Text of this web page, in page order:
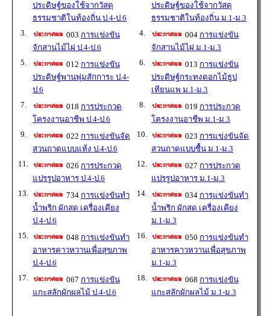
ประดิษฐ์ของใช้จากวัสดุ
ธรรมชาติในท้องถิ่น ป.4-ป.6
ประดิษฐ์ของใช้จากวัสดุ
ธรรมชาติในท้องถิ่น ม.1-ม.3
3.
003 การแข่งขัน
จักสานไม้ไผ่ ป.4-ป.6
4. 004 การแข่งขัน
จักสานไม้ไผ่ ม.1-ม.3
5.
012 การแข่งขัน
ประดิษฐ์พานพุ่มสักการะ ป.4-
ป.6
6. 013 การแข่งขัน
ประดิษฐ์กระทงดอกไม้ธูป
เทียนแพ ม.1-ม.3
7.
018 การประกวด
โครงงานอาชีพ ป.4-ป.6
8. 019 การประกวด
โครงงานอาชีพ ม.1-ม.3
9.
022 การแข่งขันจัด
สวนถาดแบบแห้ง ป.4-ป.6
10. 023 การแข่งขันจัด
สวนถาดแบบชื้น ม.1-ม.3
11.
026 การประกวด
แปรรูปอาหาร ป.4-ป.6
12. 027 การประกวด
แปรรูปอาหาร ม.1-ม.3
13.
734 การแข่งขันทำ
น้ำพริก ผักสด เครื่องเคียง
ป.4-ป.6
14. 034 การแข่งขันทำ
น้ำพริก ผักสด เครื่องเคียง
ม.1-ม.3
15.
048 การแข่งขันทำ
อาหารคาวหวานเพื่อสุขภาพ
ป.4-ป.6
16. 050 การแข่งขันทำ
อาหารคาวหวานเพื่อสุขภาพ
ม.1-ม.3
17.
067 การแข่งขัน
แกะสลักผักผลไม้ ป.4-ป.6
18. 068 การแข่งขัน
แกะสลักผักผลไม้ ม.1-ม.3